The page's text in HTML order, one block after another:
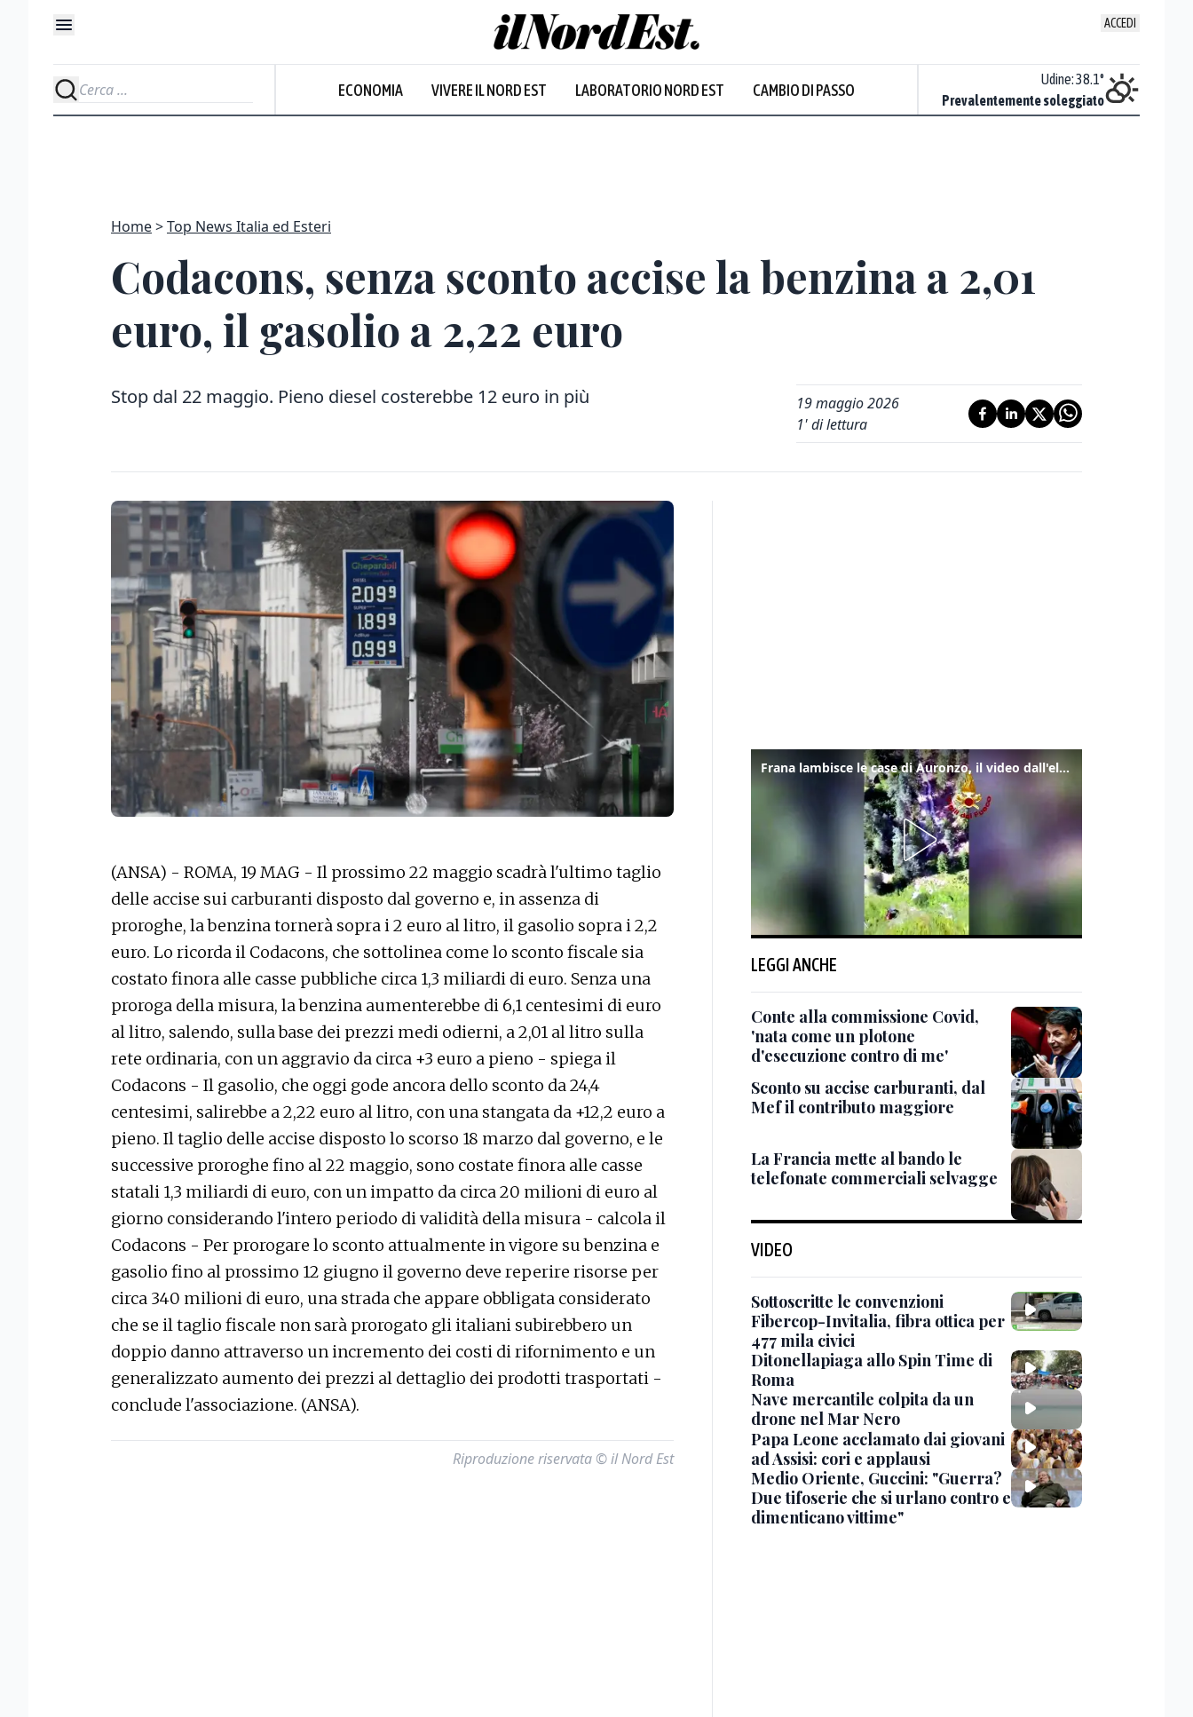
ACCEDI
ECONOMIA VIVERE IL NORD EST LABORATORIO NORD EST CAMBIO DI PASSO
Udine:38.1°
Prevalentemente soleggiato
Home Top News Italia ed Esteri
Codacons, senza sconto accise la benzina a 2,01
euro, il gasolio a 2,22 euro
Stop dal 22 maggio. Pieno diesel costerebbe 12 euro in più
19 maggio 2026
1' di lettura
(ANSA) - ROMA, 19 MAG - Il prossimo 22 maggio scadrà l'ultimo taglio
delle accise sui carburanti disposto dal governo e, in assenza di
proroghe, la benzina tornerà sopra i 2 euro al litro, il gasolio sopra i 2,2
euro. Lo ricorda il Codacons, che sottolinea come lo sconto fiscale sia
costato finora alle casse pubbliche circa 1,3 miliardi di euro. Senza una
proroga della misura, la benzina aumenterebbe di 6,1 centesimi di euro
al litro, salendo, sulla base dei prezzi medi odierni, a 2,01 al litro sulla
rete ordinaria, con un aggravio da circa +3 euro a pieno - spiega il
Codacons - Il gasolio, che oggi gode ancora dello sconto da 24,4
centesimi, salirebbe a 2,22 euro al litro, con una stangata da +12,2 euro a
pieno. Il taglio delle accise disposto lo scorso 18 marzo dal governo, e le
successive proroghe fino al 22 maggio, sono costate finora alle casse
statali 1,3 miliardi di euro, con un impatto da circa 20 milioni di euro al
giorno considerando l'intero periodo di validità della misura - calcola il
Codacons - Per prorogare lo sconto attualmente in vigore su benzina e
gasolio fino al prossimo 12 giugno il governo deve reperire risorse per
circa 340 milioni di euro, una strada che appare obbligata considerato
che se il taglio fiscale non sarà prorogato gli italiani subirebbero un
doppio danno attraverso un incremento dei costi di rifornimento e un
generalizzato aumento dei prezzi al dettaglio dei prodotti trasportati -
conclude l'associazione. (ANSA).
Riproduzione riservata © il Nord Est
Frana lambisce le case di Auronzo, il video dall'elicottero dei vigili del fuoco
LEGGI ANCHE
Conte alla commissione Covid,
'nata come un plotone
d'esecuzione contro di me'
Sconto su accise carburanti, dal
Mef il contributo maggiore
La Francia mette al bando le
telefonate commerciali selvagge
VIDEO
Sottoscritte le convenzioni
Fibercop-Invitalia, fibra ottica per
477 mila civici
Ditonellapiaga allo Spin Time di
Roma
Nave mercantile colpita da un
drone nel Mar Nero
Papa Leone acclamato dai giovani
ad Assisi: cori e applausi
Medio Oriente, Guccini: "Guerra?
Due tifoserie che si urlano contro e
dimenticano vittime"